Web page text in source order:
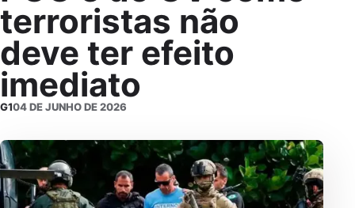
terroristas não
deve ter efeito
imediato
G104 DE JUNHO DE 2026